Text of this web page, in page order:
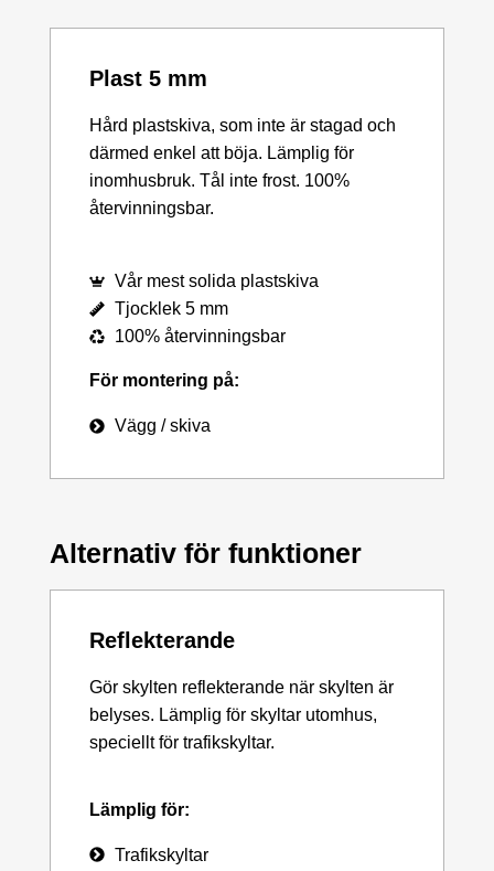
Plast 5 mm
Hård plastskiva, som inte är stagad och
därmed enkel att böja. Lämplig för
inomhusbruk. Tål inte frost. 100%
återvinningsbar.
Vår mest solida plastskiva
Tjocklek 5 mm
100% återvinningsbar
För montering på:
Vägg / skiva
Alternativ för funktioner
Reflekterande
Gör skylten reflekterande när skylten är
belyses. Lämplig för skyltar utomhus,
speciellt för trafikskyltar.
Lämplig för:
Trafikskyltar